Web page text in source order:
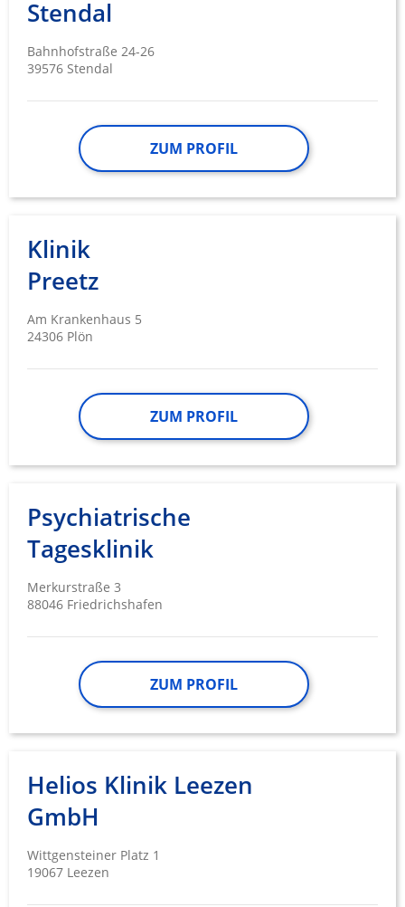
Stendal
Bahnhofstraße 24-26
39576 Stendal
ZUM PROFIL
Klinik
Preetz
Am Krankenhaus 5
24306 Plön
ZUM PROFIL
Psychiatrische
Tagesklinik
Merkurstraße 3
88046 Friedrichshafen
ZUM PROFIL
Helios Klinik Leezen
GmbH
Wittgensteiner Platz 1
19067 Leezen
Funktional